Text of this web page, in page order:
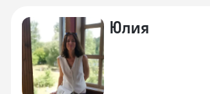
Юлия